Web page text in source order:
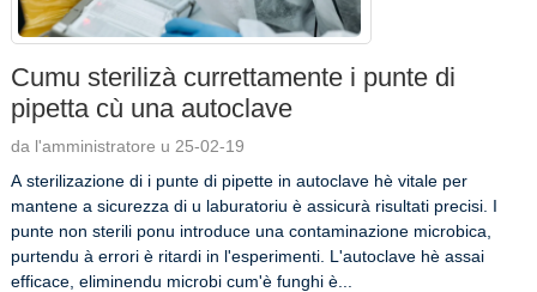
Cumu sterilizà currettamente i punte di
pipetta cù una autoclave
da l'amministratore u 25-02-19
A sterilizazione di i punte di pipette in autoclave hè vitale per
mantene a sicurezza di u laburatoriu è assicurà risultati precisi. I
punte non sterili ponu introduce una contaminazione microbica,
purtendu à errori è ritardi in l'esperimenti. L'autoclave hè assai
efficace, eliminendu microbi cum'è funghi è...